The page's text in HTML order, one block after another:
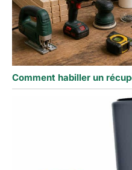
Comment habiller un